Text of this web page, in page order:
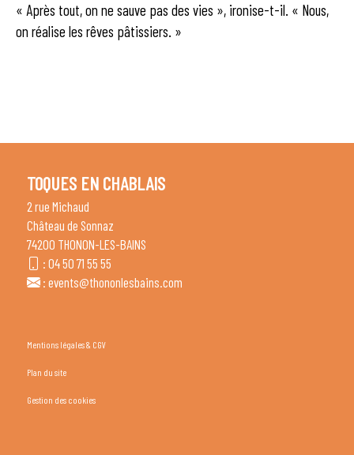
« Après tout, on ne sauve pas des vies », ironise-t-il. « Nous,
on réalise les rêves pâtissiers. »
TOQUES EN CHABLAIS
2 rue Michaud
Château de Sonnaz
74200 THONON-LES-BAINS
: 04 50 71 55 55
: events@thononlesbains.com
Mentions légales & CGV
Plan du site
Gestion des cookies